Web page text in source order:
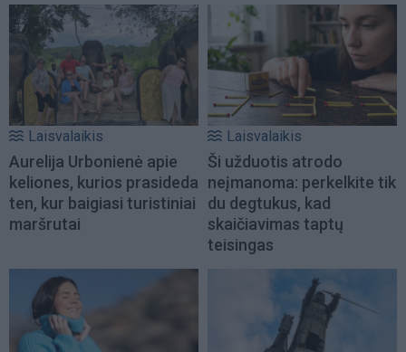
Laisvalaikis
Aurelija Urbonienė apie
keliones, kurios prasideda
ten, kur baigiasi turistiniai
maršrutai
Laisvalaikis
Ši užduotis atrodo
neįmanoma: perkelkite tik
du degtukus, kad
skaičiavimas taptų
teisingas